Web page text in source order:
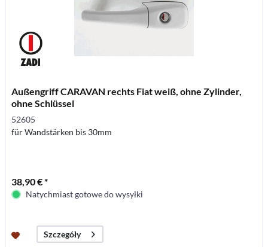
Außengriff CARAVAN rechts Fiat weiß, ohne Zylinder,
ohne Schlüssel
52605
für Wandstärken bis 30mm
38,90 € *
Natychmiast gotowe do wysyłki
Szczegóły